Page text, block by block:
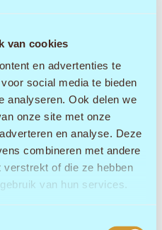
van cookies
en advertenties te
social media te bieden
analyseren. Ook delen we
onze site met onze
en analyse. Deze
combineren met andere
verstrekt of die ze hebben
van hun services.